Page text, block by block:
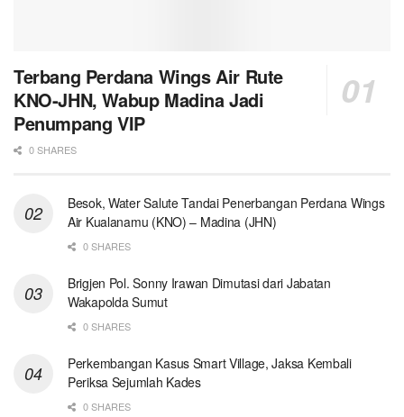
Terbang Perdana Wings Air Rute
KNO-JHN, Wabup Madina Jadi
Penumpang VIP
0 SHARES
Besok, Water Salute Tandai Penerbangan Perdana Wings
Air Kualanamu (KNO) – Madina (JHN)
0 SHARES
Brigjen Pol. Sonny Irawan Dimutasi dari Jabatan
Wakapolda Sumut
0 SHARES
Perkembangan Kasus Smart Village, Jaksa Kembali
Periksa Sejumlah Kades
0 SHARES